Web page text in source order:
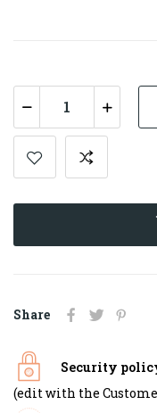
Share
Security
(edit with the